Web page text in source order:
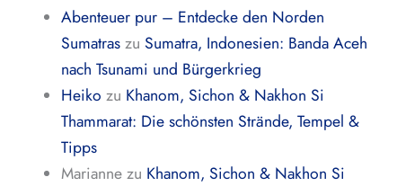
Abenteuer pur – Entdecke den Norden
Sumatraszu Sumatra, Indonesien: Banda Aceh
nach Tsunami und Bürgerkrieg
Heiko zu Khanom, Sichon & Nakhon Si
Thammarat: Die schönsten Strände, Tempel &
Tipps
Mariannezu Khanom, Sichon & Nakhon Si